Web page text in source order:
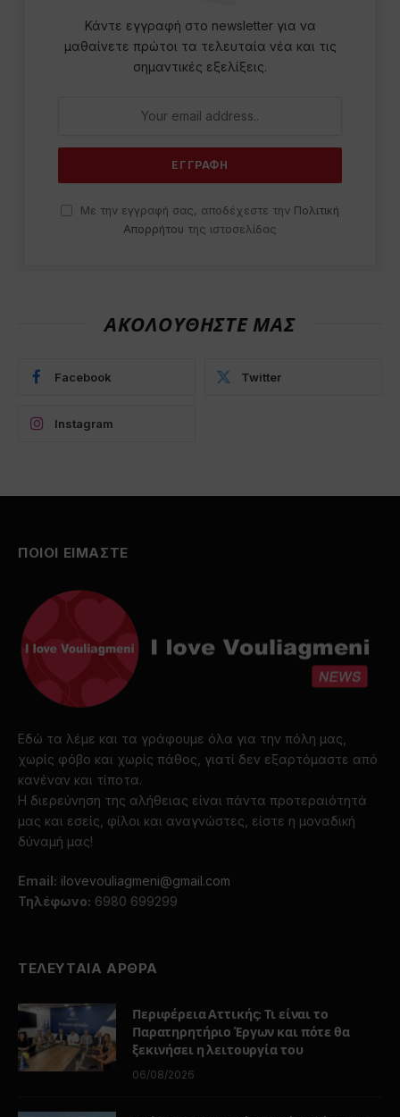
Κάντε εγγραφή στο newsletter για να
μαθαίνετε πρώτοι τα τελευταία νέα και τις
σημαντικές εξελίξεις.
Με την εγγραφή σας, αποδέχεστε την Πολιτική
Απορρήτου της ιστοσελίδας
ΑΚΟΛΟΥΘΗΣΤΕ ΜΑΣ
Facebook Twitter
Instagram
ΠΟΙΟΙ ΕΙΜΑΣΤΕ
Εδώ τα λέμε και τα γράφουμε όλα για την πόλη μας,
χωρίς φόβο και χωρίς πάθος, γιατί δεν εξαρτόμαστε από
κανέναν και τίποτα.
Η διερεύνηση της αλήθειας είναι πάντα προτεραιότητά
μας και εσείς, φίλοι και αναγνώστες, είστε η μοναδική
δύναμή μας!
Email: ilovevouliagmeni@gmail.com
Τηλέφωνο: 6980 699299
ΤΕΛΕΥΤΑΙΑ ΑΡΘΡΑ
Περιφέρεια Αττικής: Τι είναι το
Παρατηρητήριο Έργων και πότε θα
ξεκινήσει η λειτουργία του
06/08/2026